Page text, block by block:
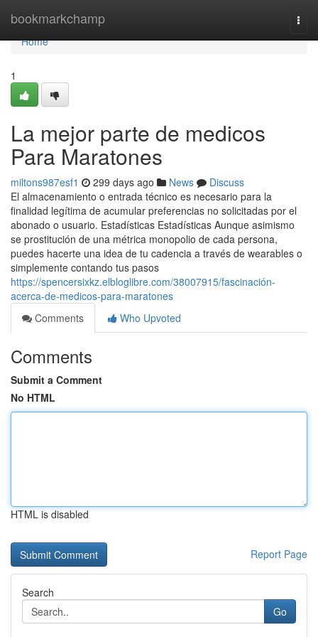
bookmarkchamp
Home
Home
1
La mejor parte de medicos
Para Maratones
miltons987esf1 299 days ago News
Discuss
El almacenamiento o entrada técnico es necesario para la
finalidad legítima de acumular preferencias no solicitadas por el
abonado o usuario. Estadísticas Estadísticas Aunque asimismo
se prostitución de una métrica monopolio de cada persona,
puedes hacerte una idea de tu cadencia a través de wearables o
simplemente contando tus pasos
https://spencersixkz.elbloglibre.com/38007915/fascinación-
acerca-de-medicos-para-maratones
Comments
Who Upvoted
Comments
Submit a Comment
No HTML
HTML is disabled
Report Page
Search
Go